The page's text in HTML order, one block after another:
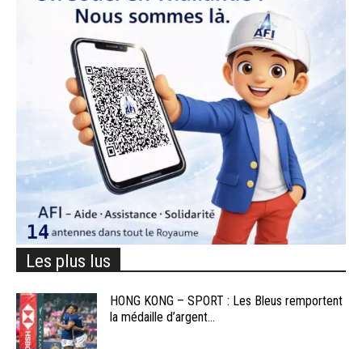
Les plus lus
HONG KONG – SPORT : Les Bleus remportent
la médaille d’argent...